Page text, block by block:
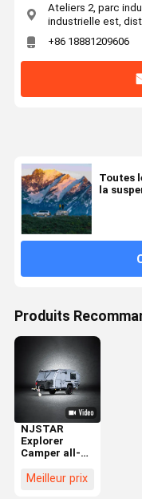
Ateliers 2, parc
industrielle est,
+86 18881209606
Toutes
la
Produits
NJSTAR
Explorer
Camper all-
pour des
Meilleur prix